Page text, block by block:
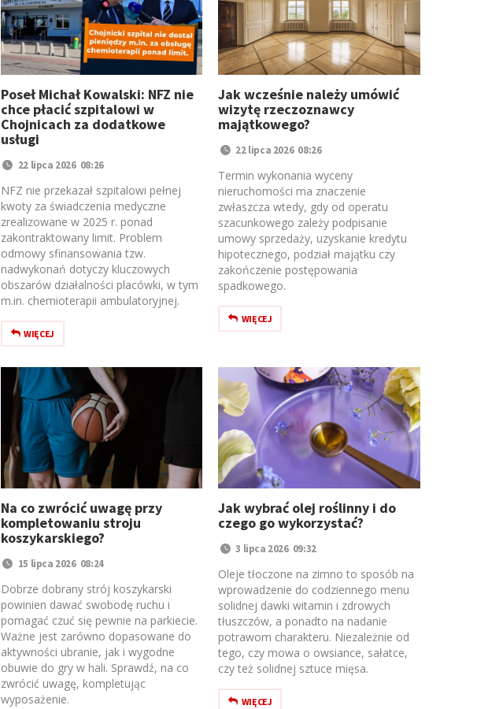
Poseł Michał Kowalski: NFZ nie
chce płacić szpitalowi w
Chojnicach za dodatkowe
usługi
22 lipca 2026 08:26
NFZ nie przekazał szpitalowi pełnej
kwoty za świadczenia medyczne
zrealizowane w 2025 r. ponad
zakontraktowany limit. Problem
odmowy sfinansowania tzw.
nadwykonań dotyczy kluczowych
obszarów działalności placówki, w tym
m.in. chemioterapii ambulatoryjnej.
WIĘCEJ
Jak wcześnie należy umówić
wizytę rzeczoznawcy
majątkowego?
22 lipca 2026 08:26
Termin wykonania wyceny
nieruchomości ma znaczenie
zwłaszcza wtedy, gdy od operatu
szacunkowego zależy podpisanie
umowy sprzedaży, uzyskanie kredytu
hipotecznego, podział majątku czy
zakończenie postępowania
spadkowego.
WIĘCEJ
Na co zwrócić uwagę przy
kompletowaniu stroju
koszykarskiego?
15 lipca 2026 08:24
Dobrze dobrany strój koszykarski
powinien dawać swobodę ruchu i
pomagać czuć się pewnie na parkiecie.
Ważne jest zarówno dopasowane do
aktywności ubranie, jak i wygodne
obuwie do gry w hali. Sprawdź, na co
zwrócić uwagę, kompletując
wyposażenie.
Jak wybrać olej roślinny i do
czego go wykorzystać?
3 lipca 2026 09:32
Oleje tłoczone na zimno to sposób na
wprowadzenie do codziennego menu
solidnej dawki witamin i zdrowych
tłuszczów, a ponadto na nadanie
potrawom charakteru. Niezależnie od
tego, czy mowa o owsiance, sałatce,
czy też solidnej sztuce mięsa.
WIĘCEJ